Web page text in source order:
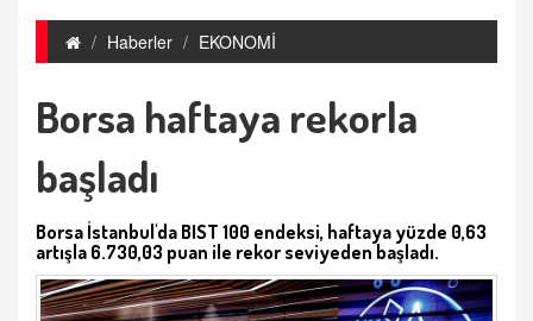
Haberler EKONOMİ
Borsa haftaya rekorla
başladı
Borsa İstanbul'da BIST 100 endeksi, haftaya yüzde 0,63
artışla 6.730,03 puan ile rekor seviyeden başladı.